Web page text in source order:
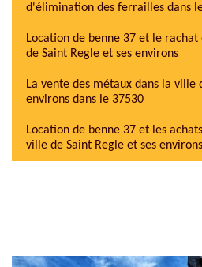
d'élimination des ferrailles dans
Location de benne 37 et le
de Saint Regle et ses environs
La vente des métaux dans la ville
environs dans le 37530
Location de benne 37 et les
ville de Saint Regle et ses environs